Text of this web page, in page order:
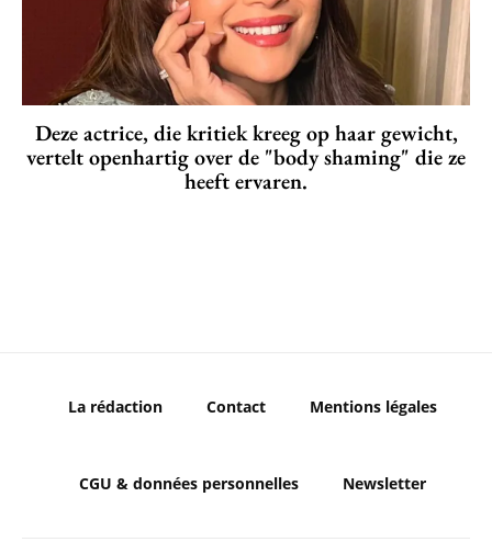
Deze actrice, die kritiek kreeg op haar gewicht,
vertelt openhartig over de "body shaming" die ze
heeft ervaren.
La rédaction Contact Mentions légales
CGU & données personnelles Newsletter